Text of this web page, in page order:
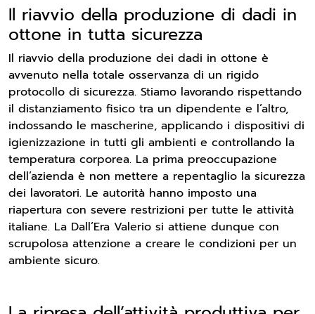
Il riavvio della produzione di dadi in
ottone in tutta sicurezza
Il riavvio della produzione dei dadi in ottone è
avvenuto nella totale osservanza di un rigido
protocollo di sicurezza. Stiamo lavorando rispettando
il distanziamento fisico tra un dipendente e l’altro,
indossando le mascherine, applicando i dispositivi di
igienizzazione in tutti gli ambienti e controllando la
temperatura corporea. La prima preoccupazione
dell’azienda è non mettere a repentaglio la sicurezza
dei lavoratori. Le autorità hanno imposto una
riapertura con severe restrizioni per tutte le attività
italiane. La Dall’Era Valerio si attiene dunque con
scrupolosa attenzione a creare le condizioni per un
ambiente sicuro.